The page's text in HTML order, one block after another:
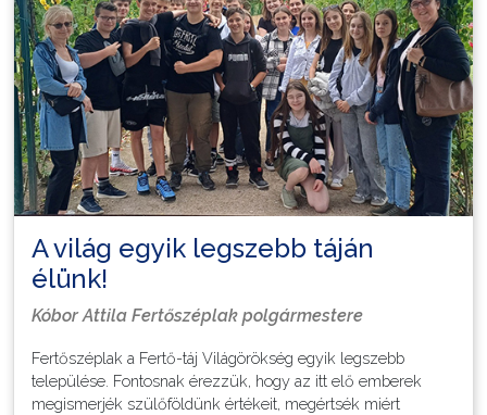
Választás
A világ egyik legszebb táján
élünk!
Kóbor Attila Fertőszéplak polgármestere
Fertőszéplak a Fertő-táj Világörökség egyik legszebb
települése. Fontosnak érezzük, hogy az itt elő emberek
megismerjék szülőföldünk értékeit, megértsék miért